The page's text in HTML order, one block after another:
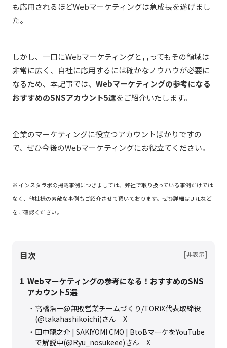
も応用されるほどWebマーケティングは急成長を遂げまし
た。
しかし、一口にWebマーケティングと言ってもその領域は
非常に広く、自社に応用するには確かなノウハウが必要に
なるため、本記事では、 Webマーケティングの参考になる
おすすめのSNSアカウント5選をご紹介いたします。
企業のマーケティングに役立つアカウントばかりですの
で、ぜひ今後のWebマーケティングにお役立てください。
※ インスタラボの掲載事例につきましては、弊社で取り扱っている事例だけでは
なく、他社様の素敵な事例もご紹介させて頂いております。ぜひ詳細はURLなど
をご確認ください。
目次 [非表示]
1 Webマーケティングの参考になる！おすすめのSNS
アカウント5選
高橋浩一@無敗営業チームづくり/TORiX代表取締役
(@takahashikoichi)さん｜X
田中龍之介 | SAKIYOMI CMO | BtoBマーケをYouTube
で解説中(@Ryu_nosukeee)さん｜X